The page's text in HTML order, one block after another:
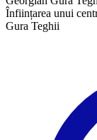
Înființarea unui
Gura Teghii